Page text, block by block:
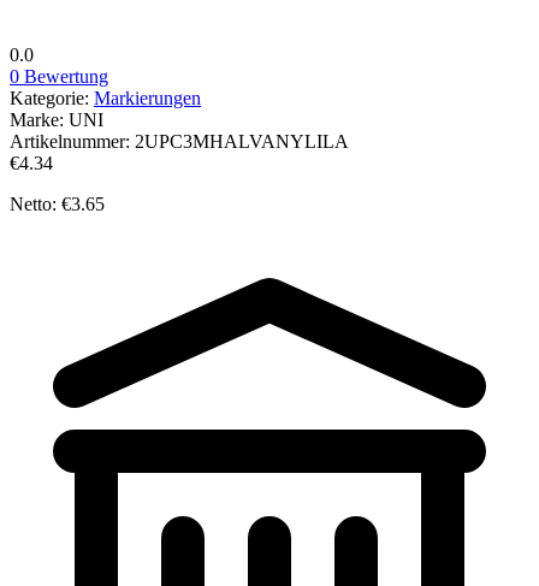
0.0
0 Bewertung
Kategorie: Markierungen
Marke: UNI
Artikelnummer: 2UPC3MHALVANYLILA
€4.34
Netto: €3.65